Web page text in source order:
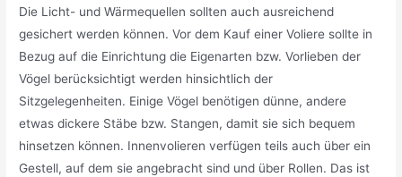
Die Licht- und Wärmequellen sollten auch ausreichend
gesichert werden können. Vor dem Kauf einer Voliere sollte in
Bezug auf die Einrichtung die Eigenarten bzw. Vorlieben der
Vögel berücksichtigt werden hinsichtlich der
Sitzgelegenheiten. Einige Vögel benötigen dünne, andere
etwas dickere Stäbe bzw. Stangen, damit sie sich bequem
hinsetzen können. Innenvolieren verfügen teils auch über ein
Gestell, auf dem sie angebracht sind und über Rollen. Das ist